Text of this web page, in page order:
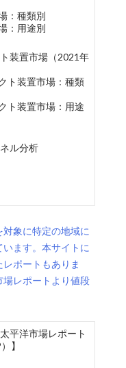
：種類別
：用途別
装置市場（2021年
ト装置市場：種類
ト装置市場：用途
ル分析
象に特定の地域に
ます。本サイトに
ポートもありま
レポートより値段
平洋市場レポート
】